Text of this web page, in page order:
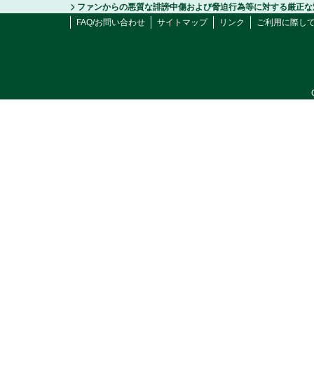
ファンからの悪質な誹謗中傷および脅迫行為等に対する厳正
FAQ/お問い合わせ
サイトマップ リンク ご利用に際し